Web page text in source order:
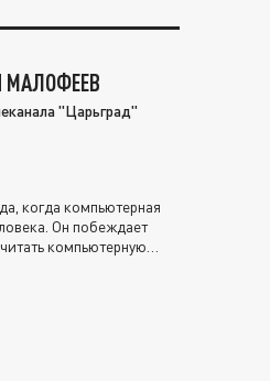
МАЛОФЕЕВ
"Царьград"
когда компьютерная
Он побеждает
компьютерную